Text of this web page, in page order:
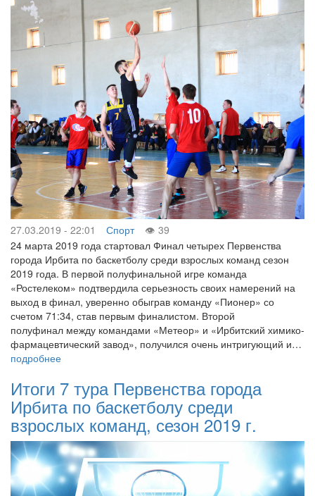
27.03.2019 - 22:01 Спорт
39
24 марта 2019 года стартовал Финал четырех Первенства
города Ирбита по баскетболу среди взрослых команд сезон
2019 года. В первой полуфинальной игре команда
«Ростелеком» подтвердила серьезность своих намерений на
выход в финал, уверенно обыграв команду «Пионер» со
счетом 71:34, став первым финалистом. Второй
полуфинал между командами «Метеор» и «Ирбитский химико-
фармацевтический завод», получился очень интригующий и…
подробнее
Итоги 7 тура Первенства города
Ирбита по баскетболу среди
взрослых команд, сезон 2019 г.